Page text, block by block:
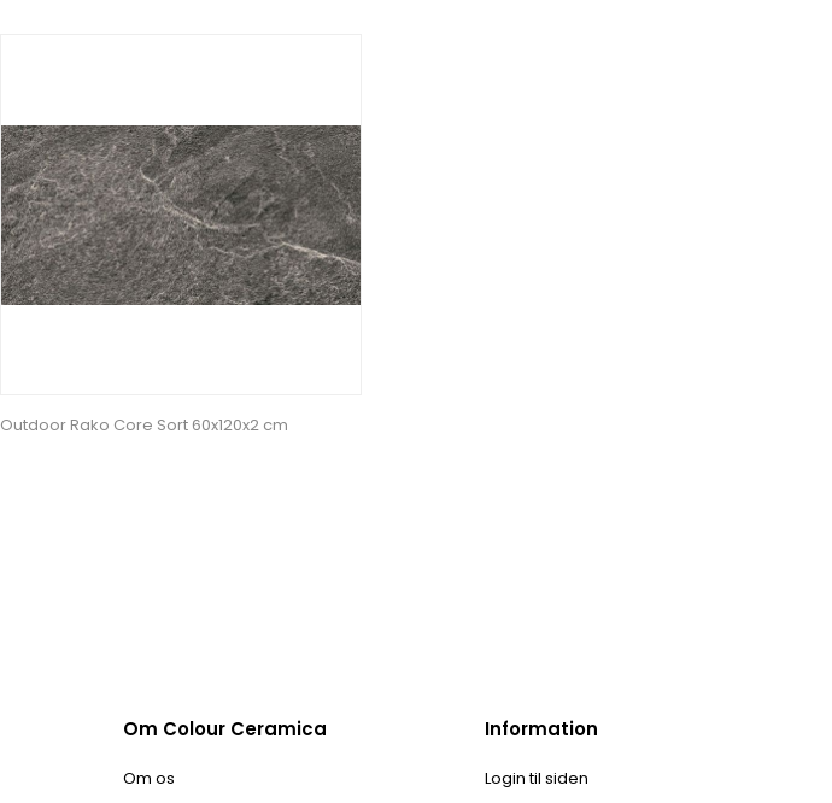
Outdoor Rako Core Sort 60x120x2 cm
Om Colour Ceramica
Om os
Information
Login til siden